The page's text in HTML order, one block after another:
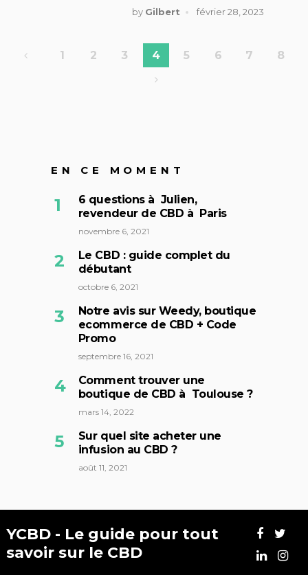
by Gilbert février 28, 2023
Pagination
1 2 3 4 5 6 7 8
EN CE MOMENT
6 questions à Julien,
revendeur de CBD à Paris
novembre 6, 2021
Le CBD : guide complet du
débutant
octobre 6, 2021
Notre avis sur Weedy, boutique
ecommerce de CBD + Code
Promo
septembre 16, 2021
Comment trouver une
boutique de CBD à Toulouse ?
mars 14, 2022
Sur quel site acheter une
infusion au CBD ?
août 11, 2021
YCBD - Le guide pour tout
savoir sur le CBD